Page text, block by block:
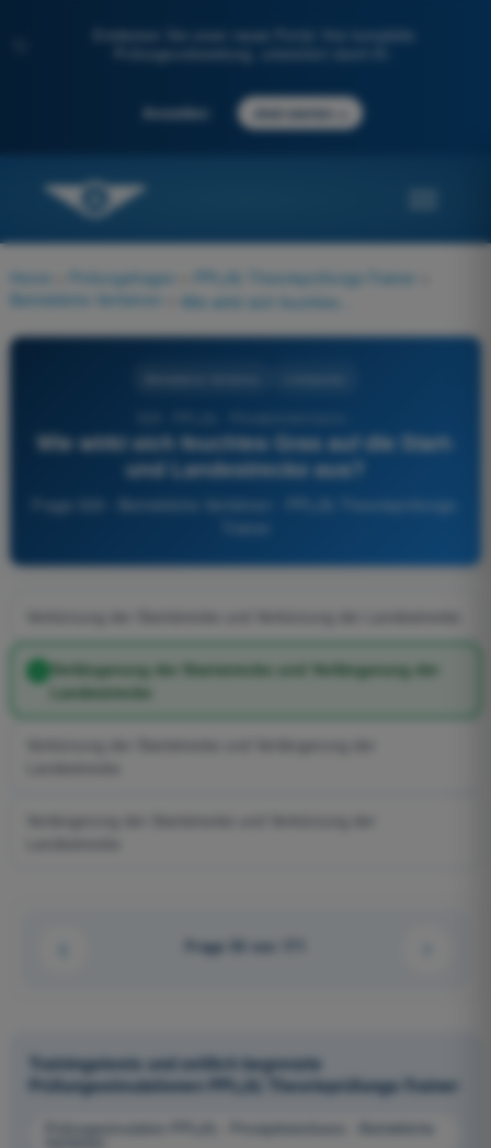
Entdecken Sie unser neues Portal: Ihre komplette
Prüfungsvorbereitung, unterstützt durch KI.
Anmelden Jetzt starten
Home Prüfungsfragen PPL(A) Theorieprüfungs-Trainer
Betriebliche Verfahren
Wie wirkt sich feuchtes Gras auf die Start-
und Landestrecke aus?
Frage 529 - Betriebliche Verfahren - PPL(A) Theorieprüfungs-
Verlängerung der Startstrecke und Verlängerung der
Landestrecke
Frage 53 von 171
Trainingstests und zeitlich begrenzte
Prüfungssimulationen PPL(A) Theorieprüfungs-Trainer
Prüfungssimulation PPL(A) - Privatpilotenlizenz - Betriebliche